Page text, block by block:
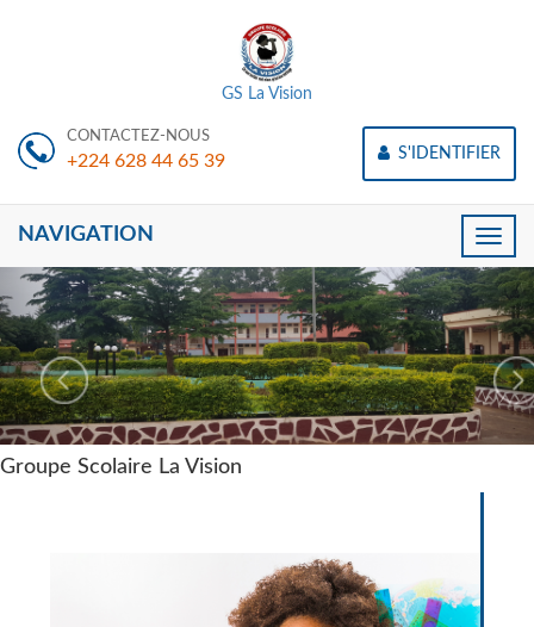
GS La Vision
CONTACTEZ-NOUS
+224 628 44 65 39 S'IDENTIFIER
Toggle
NAVIGATION
Groupe Scolaire La Vision